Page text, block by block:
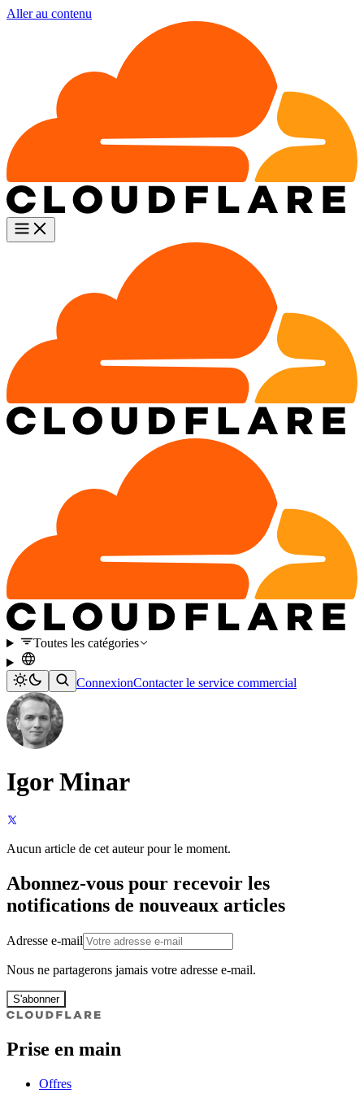
Aller au contenu
Toutes les catégories
ConnexionContacter le service commercial
Igor Minar
Aucun article de cet auteur pour le moment.
Abonnez-vous pour recevoir les
notifications de nouveaux articles
Adresse e-mail
Nous ne partagerons jamais votre adresse e-mail.
S'abonner
Prise en main
Offres